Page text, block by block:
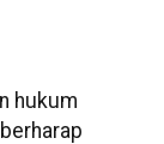
hukum